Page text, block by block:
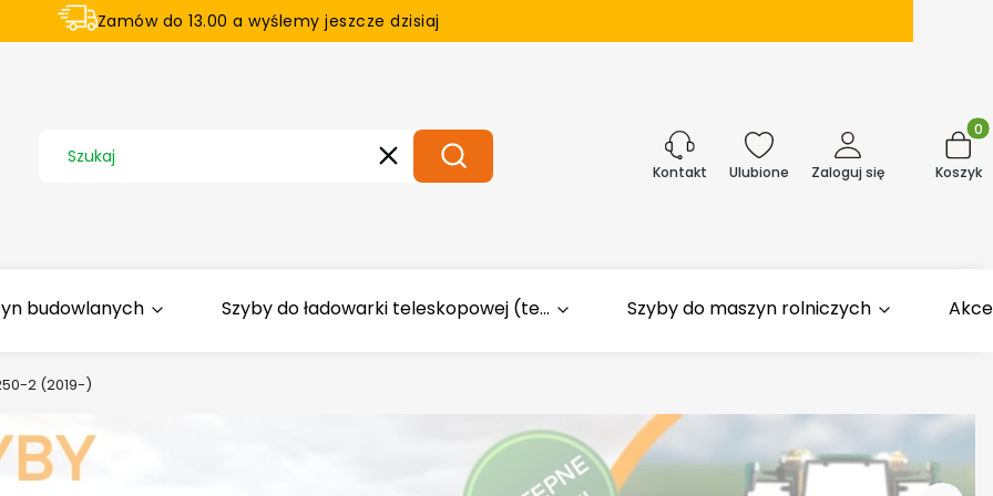
Zamów do 13.00 a wyślemy jeszcze dzisiaj
WyczyśćSzukaj Kontakt Ulubione Zaloguj się Koszyk
budowlanych Szyby do ładowarki teleskopowej (te... Szyby do maszyn rolniczych
2 (2019-)